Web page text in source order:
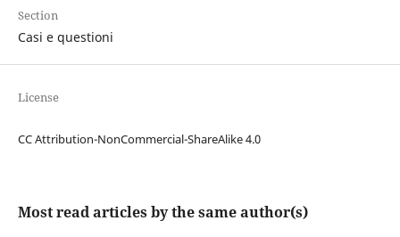
Section
Casi e questioni
License
CC Attribution-NonCommercial-ShareAlike 4.0
Most read articles by the same author(s)